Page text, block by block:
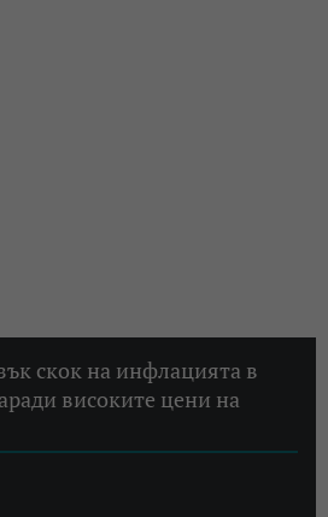
скок на инфлацията в
високите цени на